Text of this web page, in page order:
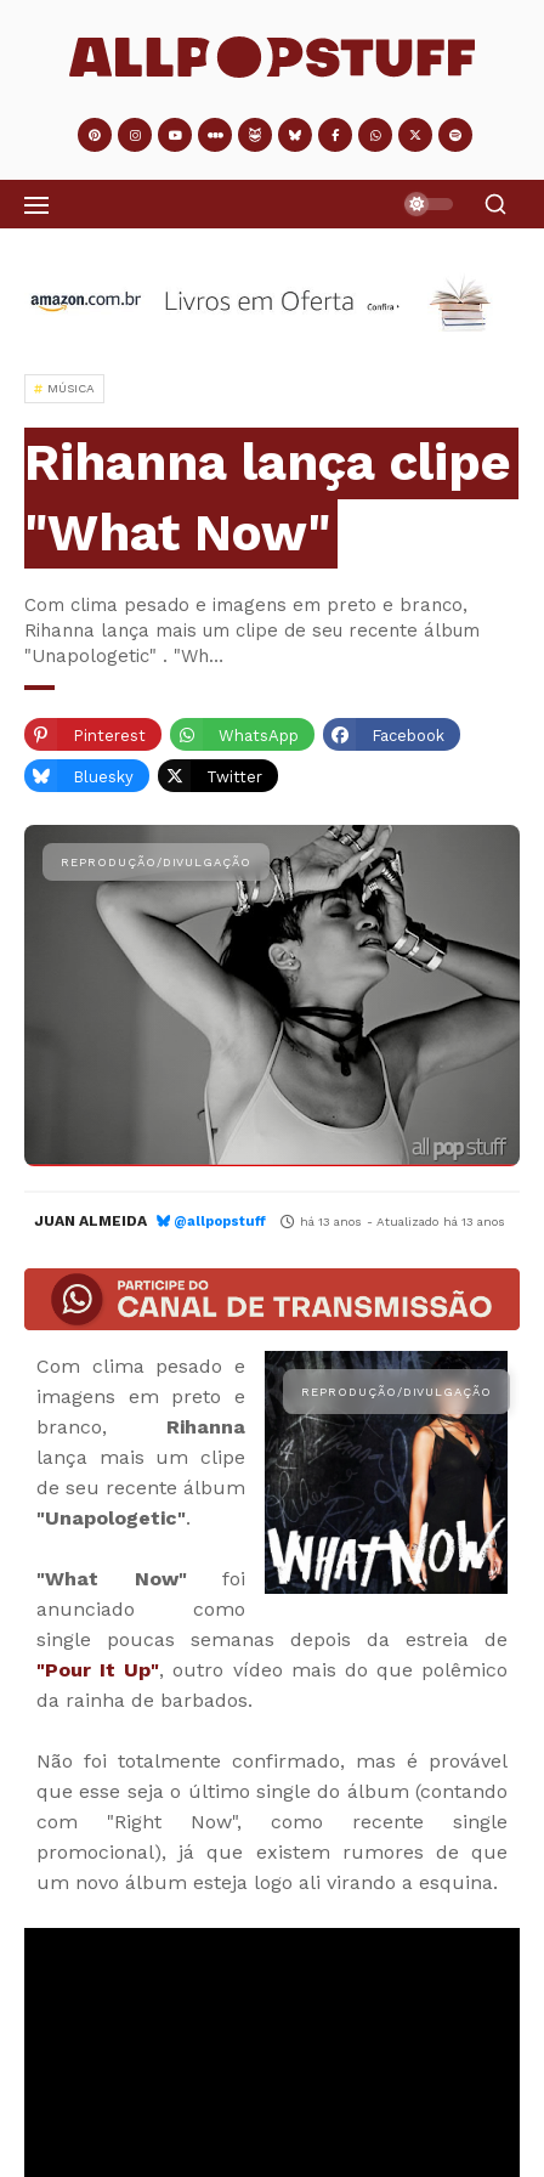
MÚSICA
Rihanna lança clipe
"What Now"
Com clima pesado e imagens em preto e branco,
Rihanna lança mais um clipe de seu recente álbum
"Unapologetic" . "Wh…
Pinterest WhatsApp Facebook
Bluesky Twitter
JUAN ALMEIDA @allpopstuff há 13 anos - Atualizado há 13 anos
Com clima pesado e
imagens em preto e
branco, Rihanna
lança mais um clipe
de seu recente álbum
"Unapologetic".
"What Now"foi
anunciado como
single poucas semanas depois da estreia de
"Pour It Up", outro vídeo mais do que polêmico
da rainha de barbados.
Não foi totalmente confirmado, mas é provável
que esse seja o último single do álbum (contando
com "Right Now", como recente single
promocional), já que existem rumores de que
um novo álbum esteja logo ali virando a esquina.